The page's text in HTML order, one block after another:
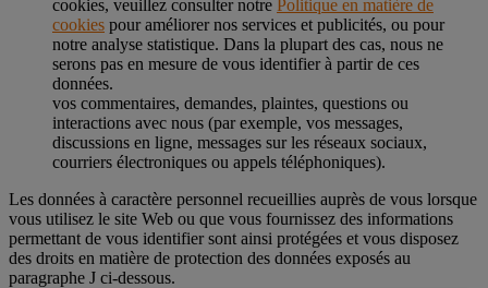
cookies, veuillez consulter notre Politique en matière de
cookies pour améliorer nos services et publicités, ou pour
notre analyse statistique. Dans la plupart des cas, nous ne
serons pas en mesure de vous identifier à partir de ces
données.
vos commentaires, demandes, plaintes, questions ou
interactions avec nous (par exemple, vos messages,
discussions en ligne, messages sur les réseaux sociaux,
courriers électroniques ou appels téléphoniques).
Les données à caractère personnel recueillies auprès de vous lorsque
vous utilisez le site Web ou que vous fournissez des informations
permettant de vous identifier sont ainsi protégées et vous disposez
des droits en matière de protection des données exposés au
paragraphe J ci-dessous.